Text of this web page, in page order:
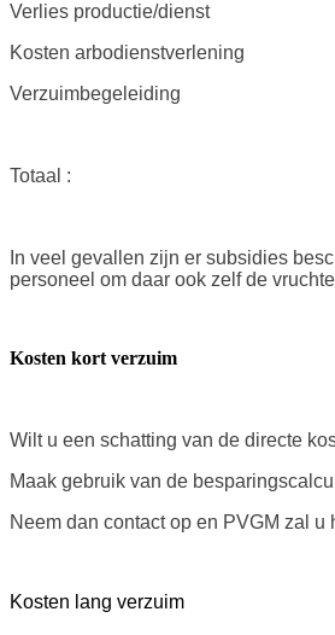
Verlies productie/
Kosten
Totaal
In veel gevallen zijn er subsidies
personeel om daar ook zelf de
Kosten kort verzuim
Wilt u een schatting van de directe
Maak gebruik van de
Neem dan contact op en PVGM zal u
Kosten lang verzuim